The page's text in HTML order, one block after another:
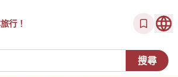
行！